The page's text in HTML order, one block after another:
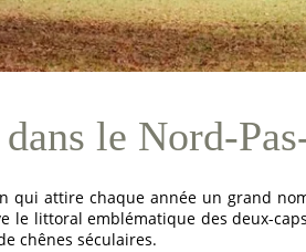
le Nord-
qui attire chaque année un grand
le littoral emblématique des deux-
chênes séculaires.